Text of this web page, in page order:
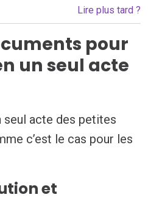
Lire plus tard ?
pour
un seul acte
seul acte des petites
c’est le cas pour les
et